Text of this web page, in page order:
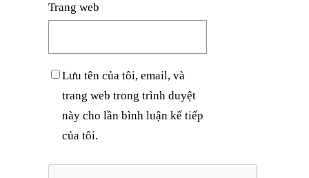
Trang web
Lưu tên của tôi, email, và
trang web trong trình duyệt
này cho lần bình luận kế tiếp
của tôi.